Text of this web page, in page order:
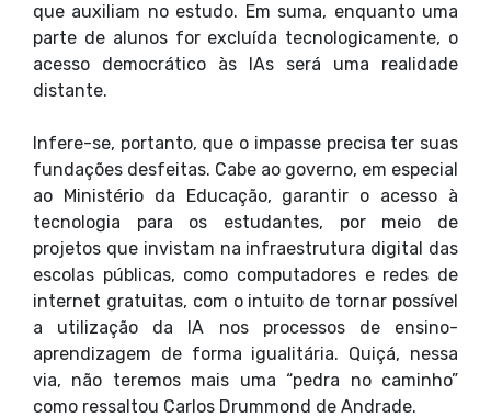
que auxiliam no estudo. Em suma, enquanto uma
parte de alunos for excluída tecnologicamente, o
acesso democrático às IAs será uma realidade
distante.
Infere-se, portanto, que o impasse precisa ter suas
fundações desfeitas. Cabe ao governo, em especial
ao Ministério da Educação, garantir o acesso à
tecnologia para os estudantes, por meio de
projetos que invistam na infraestrutura digital das
escolas públicas, como computadores e redes de
internet gratuitas, com o intuito de tornar possível
a utilização da IA nos processos de ensino-
aprendizagem de forma igualitária. Quiçá, nessa
via, não teremos mais uma “pedra no caminho”
como ressaltou Carlos Drummond de Andrade.